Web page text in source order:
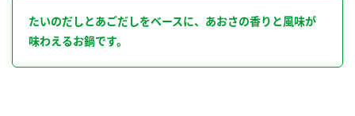
たいのだしとあごだしをベースに、あおさの香りと風味が
味わえるお鍋です。